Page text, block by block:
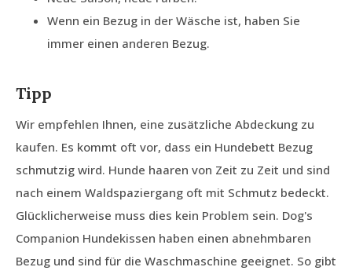
Wenn ein Bezug in der Wäsche ist, haben Sie
immer einen anderen Bezug.
Tipp
Wir empfehlen Ihnen, eine zusätzliche Abdeckung zu
kaufen. Es kommt oft vor, dass ein Hundebett Bezug
schmutzig wird. Hunde haaren von Zeit zu Zeit und sind
nach einem Waldspaziergang oft mit Schmutz bedeckt.
Glücklicherweise muss dies kein Problem sein. Dog's
Companion Hundekissen haben einen abnehmbaren
Bezug und sind für die Waschmaschine geeignet. So gibt